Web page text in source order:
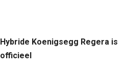
Hybride Koenigsegg Regera is
officieel